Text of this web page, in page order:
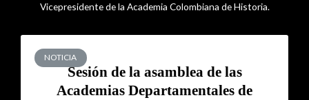
Vicepresidente de la Academia Colombiana de Historia.
NOTICIA
Sesión de la asamblea de las
Academias Departamentales de